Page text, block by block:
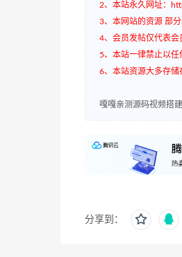
2、本站永久网址：
3、本网站的资源 部
4、会员发帖仅代表会
5、本站一律禁止以
6、本站资源大多存储
嘎嘎亲测源码视频搭
分享到：